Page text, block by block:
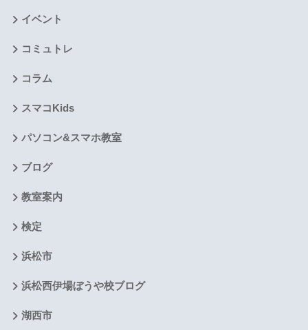
イベント
コミュトレ
コラム
スマコKids
パソコン&スマホ教室
ブログ
教室案内
検定
浜松市
浜松西伊場ぼうや校ブログ
湖西市